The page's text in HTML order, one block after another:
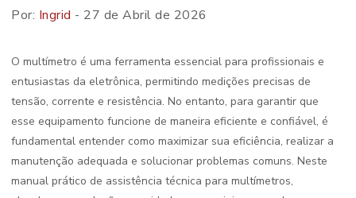
Por: Ingrid - 27 de Abril de 2026
O multímetro é uma ferramenta essencial para profissionais e
entusiastas da eletrônica, permitindo medições precisas de
tensão, corrente e resistência. No entanto, para garantir que
esse equipamento funcione de maneira eficiente e confiável, é
fundamental entender como maximizar sua eficiência, realizar a
manutenção adequada e solucionar problemas comuns. Neste
manual prático de assistência técnica para multímetros,